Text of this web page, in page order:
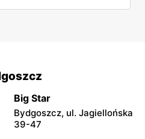
Big Star
Bydgoszcz, ul. Jagiellońska
39-47